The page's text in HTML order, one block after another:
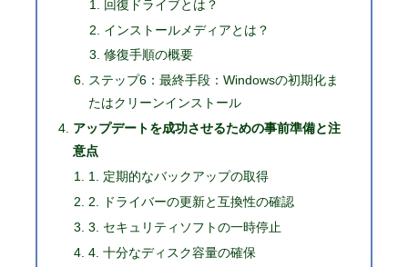
回復ドライブとは？
インストールメディアとは？
修復手順の概要
ステップ6：最終手段：Windowsの初期化ま
たはクリーンインストール
アップデートを成功させるための事前準備と注
意点
1. 定期的なバックアップの取得
2. ドライバーの更新と互換性の確認
3. セキュリティソフトの一時停止
4. 十分なディスク容量の確保